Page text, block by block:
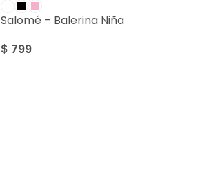
Salomé – Balerina Niña
$ 799